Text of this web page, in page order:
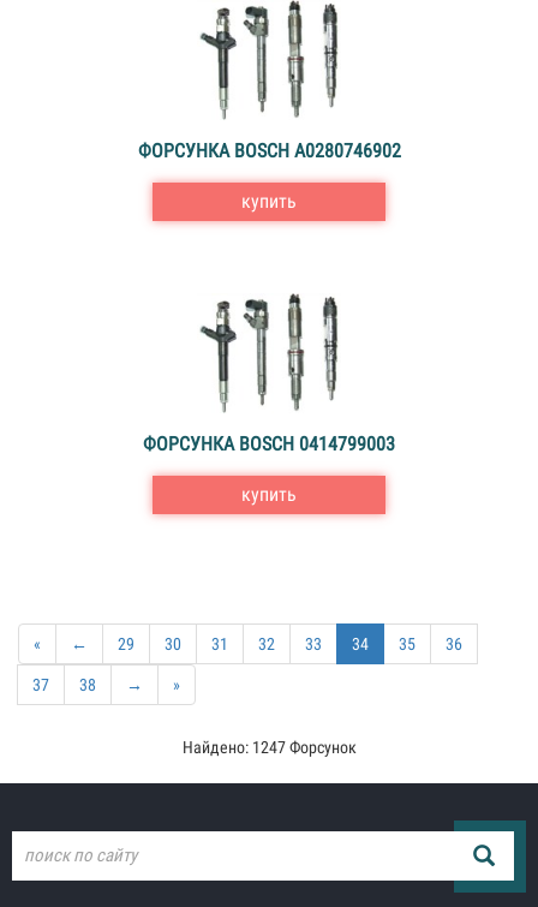
ФОРСУНКА BOSCH A0280746902
купить
ФОРСУНКА BOSCH 0414799003
купить
« ← 29 30 31 32 33 34 35 36
37 38 → »
Найдено: 1247 Форсунок